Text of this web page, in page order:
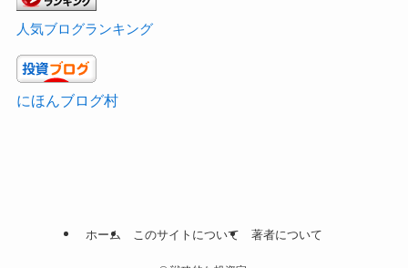
人気ブログランキング
にほんブログ村
ホーム このサイトについて 著者について